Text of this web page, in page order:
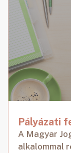
Pályázati
A Magyar
alkalommal